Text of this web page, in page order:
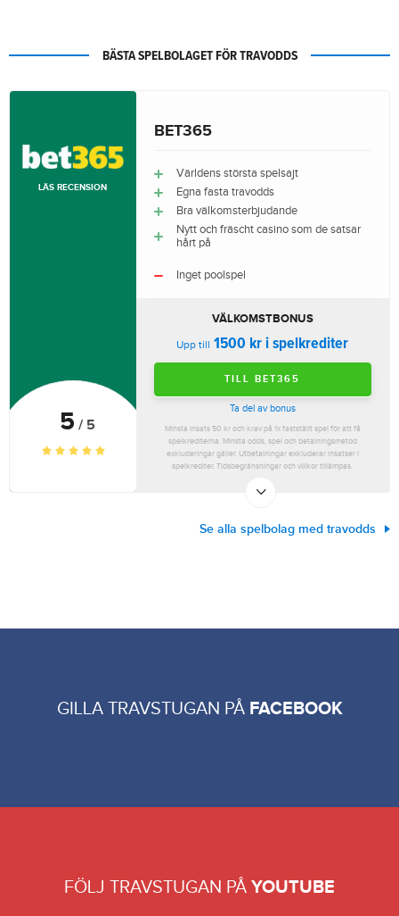
BÄSTA SPELBOLAGET FÖR TRAVODDS
5 / 5
LÄS RECENSION
BET365
Världens största spelsajt
Egna fasta travodds
Bra välkomsterbjudande
Nytt och fräscht casino som de satsar
hårt på
Inget poolspel
VÄLKOMSTBONUS
Upp till 1500 kr i spelkrediter
TILL BET365
Ta del av bonus
Minsta insats 50 kr och krav på 1x fastställt spel för att få
spelkrediterna. Minsta odds, spel och betalningsmetod
exkluderingar gäller. Utbetalningar exkluderar insatser i
spelkrediter. Tidsbegränsningar och villkor tillämpas.
Se alla spelbolag med travodds
GILLA TRAVSTUGAN PÅ FACEBOOK
FÖLJ TRAVSTUGAN PÅ YOUTUBE